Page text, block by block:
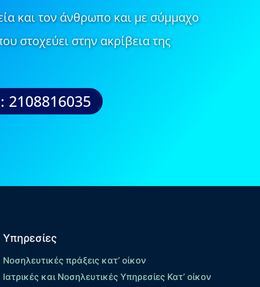
και τον άνθρωπο και με σύμμαχο
στοχεύει στην ακρίβεια της
2108816035
Υπηρεσίες
Νοσηλευτικές πράξεις κατ’ οίκον
Ιατρικές και Νοσηλευτικές Υπηρεσίες Κατ’ οίκον